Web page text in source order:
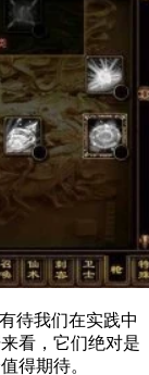
待我们在实践中
看，它们绝对是
得期待。